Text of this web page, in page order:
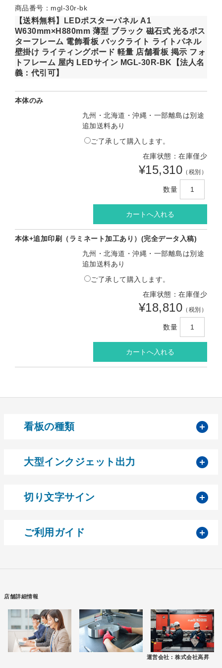
商品番号：mgl-30r-bk
【送料無料】LEDポスターパネル A1
W630mm×H880mm 薄型 ブラック 磁石式 光るポス
ターフレーム 電飾看板 バックライト ライトパネル
壁掛け ライティングボード 軽量 店舗看板 掲示 フォ
トフレーム 屋内 LEDサイン MGL-30R-BK【法人名
義：代引可】
本体のみ
九州・北海道・沖縄・一部離島は別途
追加送料あり
ご了承して購入します。
在庫状態：在庫僅少
¥15,310 （税別）
数量
本体+追加印刷（ラミネート加工あり）(完全データ入稿)
九州・北海道・沖縄・一部離島は別途
追加送料あり
ご了承して購入します。
在庫状態：在庫僅少
¥18,810 （税別）
数量
看板の種類
大型インクジェット出力
切り文字サイン
ご利用ガイド
店舗詳細情報
運営会社 : 株式会社高昇